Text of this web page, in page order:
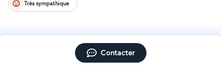
Très sympathique
Contacter